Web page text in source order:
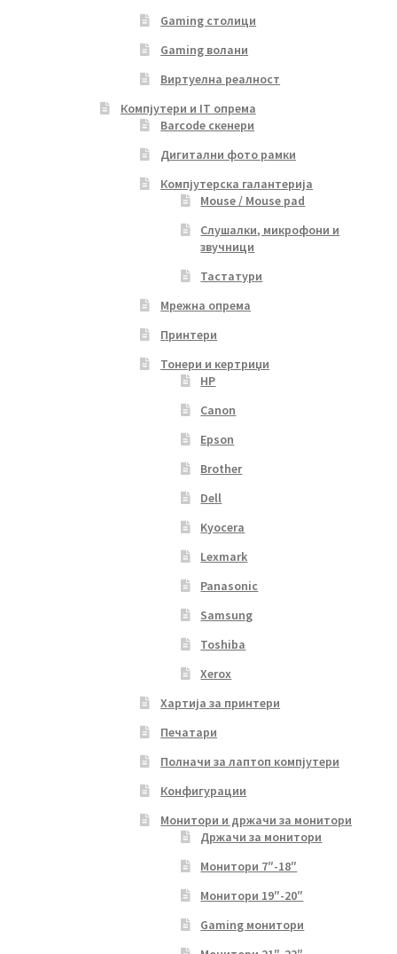
Gaming столици
Gaming волани
Виртуелна реалност
Компјутери и IT опрема
Barcode скенери
Дигитални фото рамки
Компјутерска галантерија
Mouse / Mouse pad
Слушалки, микрофони и
звучници
Тастатури
Мрежна опрема
Принтери
Тонери и кертриџи
HP
Canon
Epson
Brother
Dell
Kyocera
Lexmark
Panasonic
Samsung
Toshiba
Xerox
Хартија за принтери
Печатари
Полначи за лаптоп компјутери
Конфигурации
Монитори и држачи за монитори
Држачи за монитори
Монитори 7″-18″
Монитори 19″-20″
Gaming монитори